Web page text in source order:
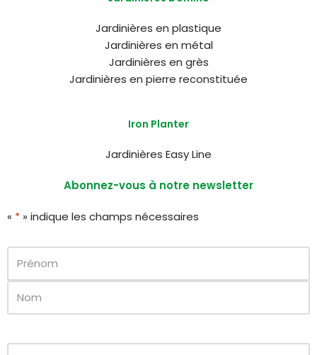
Jardinières en plastique
Jardinières en métal
Jardinières en grès
Jardinières en pierre reconstituée
Iron Planter
Jardinières Easy Line
Abonnez-vous à notre newsletter
« * » indique les champs nécessaires